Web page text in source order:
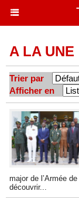
A LA UNE
Trier par
Afficher en
major de l’Armée
découvrir...